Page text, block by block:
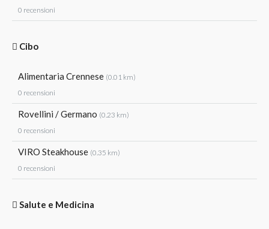
0 recensioni
Cibo
Alimentaria Crennese (0.01 km)
0 recensioni
Rovellini / Germano (0.23 km)
0 recensioni
VIRO Steakhouse (0.35 km)
0 recensioni
Salute e Medicina